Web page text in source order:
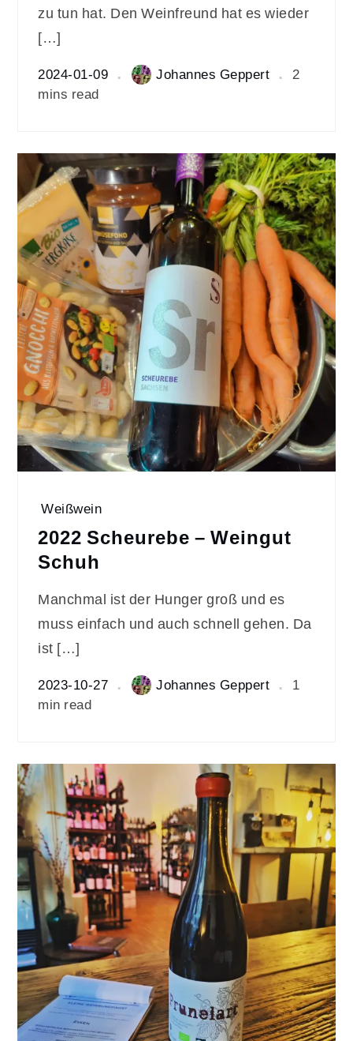
zu tun hat. Den Weinfreund hat es wieder
[…]
2024-01-09 Johannes Geppert
2
mins read
Weißwein
2022 Scheurebe – Weingut
Schuh
Manchmal ist der Hunger groß und es
muss einfach und auch schnell gehen. Da
ist […]
2023-10-27 Johannes Geppert
1
min read